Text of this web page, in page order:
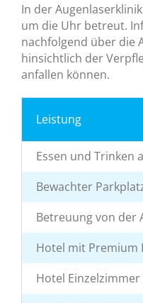
In der
um die Uhr betreut.
nachfolgend über die
hinsichtlich der
anfallen können.
Leistung
Essen und Trinken
Bewachter
Betreuung von der
Hotel mit Premium
Hotel